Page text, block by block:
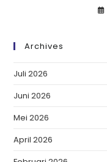
Archives
Juli 2026
Juni 2026
Mei 2026
April 2026